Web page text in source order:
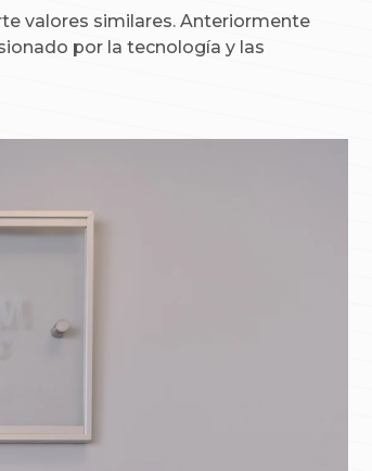
valores similares. Anteriormente
por la tecnología y las